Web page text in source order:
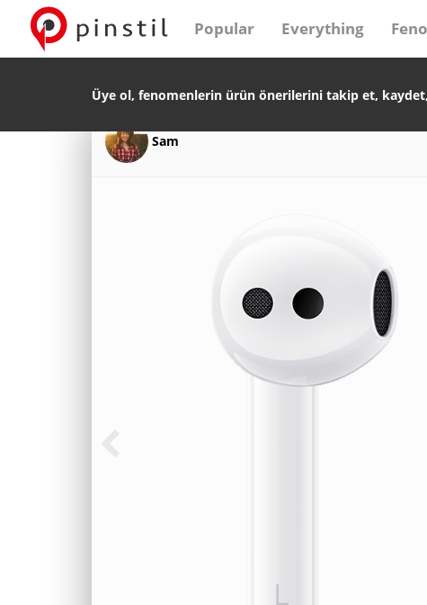
Popular Everything
Üye ol, fenomenlerin ürün önerilerini takip et,
Sam